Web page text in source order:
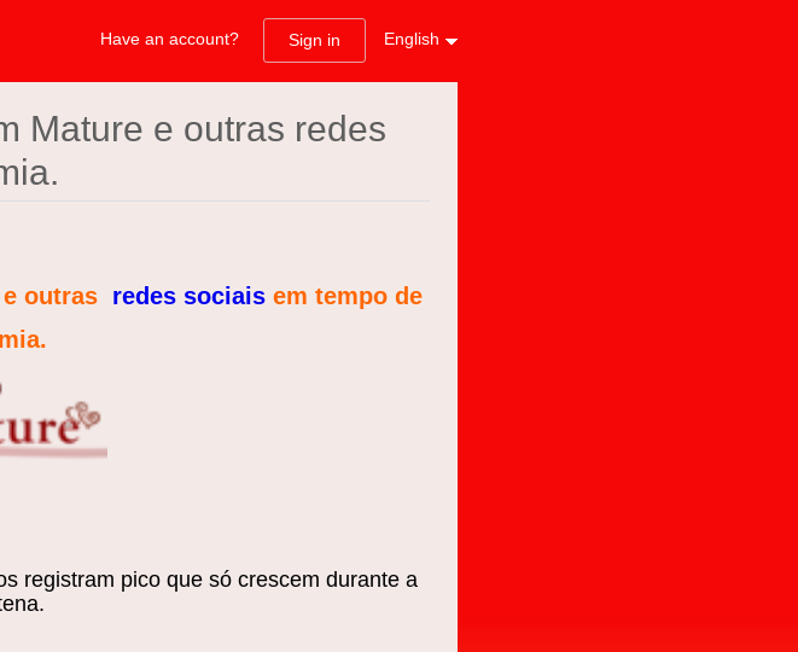
Have an account? Sign in English
Mature e outras redes
e outras redes sociais em tempo de
registram pico que só crescem durante a